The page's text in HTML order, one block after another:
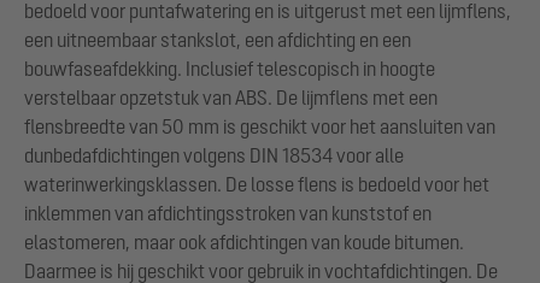
bedoeld voor puntafwatering en is uitgerust met een lijmflens,
een uitneembaar stankslot, een afdichting en een
bouwfaseafdekking. Inclusief telescopisch in hoogte
verstelbaar opzetstuk van ABS. De lijmflens met een
flensbreedte van 50 mm is geschikt voor het aansluiten van
dunbedafdichtingen volgens DIN 18534 voor alle
waterinwerkingsklassen. De losse flens is bedoeld voor het
inklemmen van afdichtingsstroken van kunststof en
elastomeren, maar ook afdichtingen van koude bitumen.
Daarmee is hij geschikt voor gebruik in vochtafdichtingen. De